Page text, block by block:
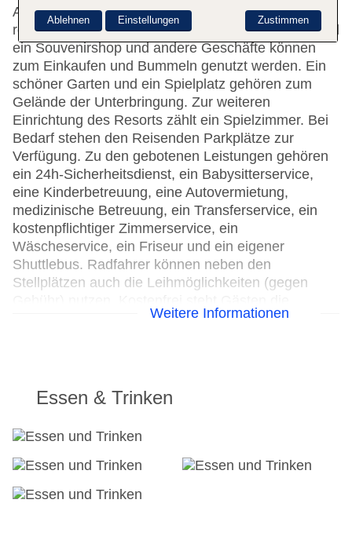
Annehmlichkeiten. Das Resort verfügt über
rollstuhlgerechte Einrichtungen. Ein Supermarkt und
ein Souvenirshop und andere Geschäfte können
zum Einkaufen und Bummeln genutzt werden. Ein
schöner Garten und ein Spielplatz gehören zum
Gelände der Unterbringung. Zur weiteren
Einrichtung des Resorts zählt ein Spielzimmer. Bei
Bedarf stehen den Reisenden Parkplätze zur
Verfügung. Zu den gebotenen Leistungen gehören
ein 24h-Sicherheitsdienst, ein Babysitterservice,
eine Kinderbetreuung, eine Autovermietung,
medizinische Betreuung, ein Transferservice, ein
kostenpflichtiger Zimmerservice, ein
Wäscheservice, ein Friseur und ein eigener
Shuttlebus. Radfahrer können neben den
Stellplätzen auch die Leihmöglichkeiten (gegen
Tageszeitung zur Verfügung. Im Geschäftsbereich
24h Rezeption
Parkplatz
Check-out bis: 12:00:00
Konferenzraum
Hotelsafe
Weitere Informationen
Essen & Trinken
Zustimmen
Ablehnen Einstellungen